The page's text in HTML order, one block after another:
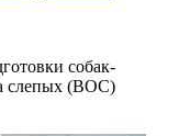
собак-
слепых (ВОС)